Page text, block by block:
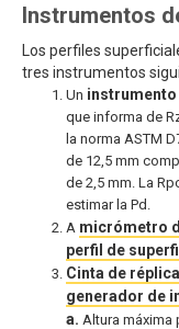
Instrumentos
Los perfiles
tres instrumentos
Un
que informa de
la norma ASTM
de 12,5 mm
de 2,5 mm. La
estimar la Pd.
A micrómetro
perfil de
Cinta de
generador de
a. Altura máxima